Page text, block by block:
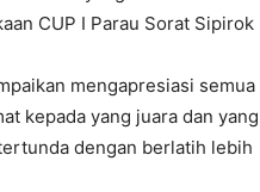
CUP I Parau Sorat Sipirok
mengapresiasi semua
kepada yang juara dan yang
dengan berlatih lebih